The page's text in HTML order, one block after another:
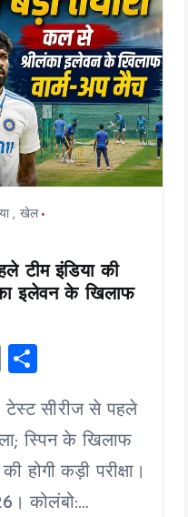
, खेल
टीम इंडिया की
इलेवन के खिलाफ
C
p
y
Li
n
a
re
टेस्ट सीरीज से पहले
स्पिन के खिलाफ
होगी कड़ी परीक्षा।
कोलंबो:…